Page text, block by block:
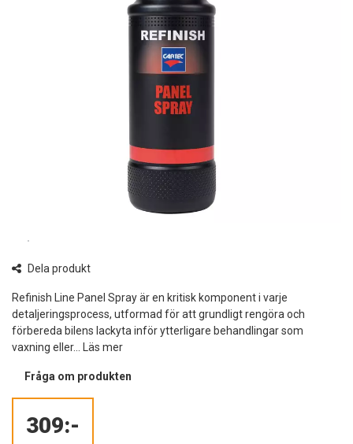
Dela produkt
Refinish Line Panel Spray är en kritisk komponent i varje
detaljeringsprocess, utformad för att grundligt rengöra och
förbereda bilens lackyta inför ytterligare behandlingar som
vaxning eller... Läs mer
309:-
Fråga om produkten